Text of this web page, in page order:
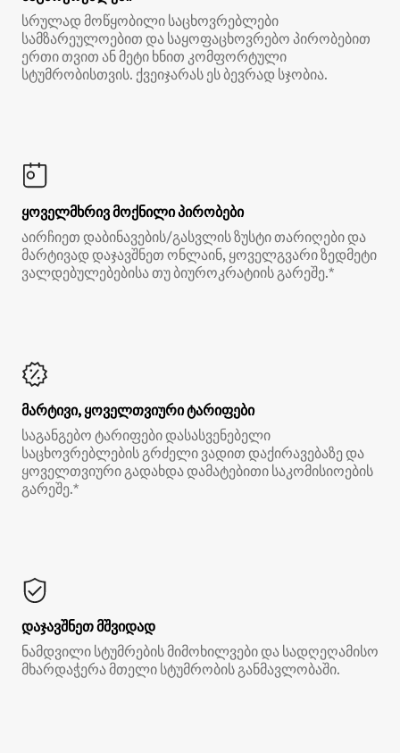
სრულად მოწყობილი საცხოვრებლები
სამზარეულოებით და საყოფაცხოვრებო პირობებით
ერთი თვით ან მეტი ხნით კომფორტული
სტუმრობისთვის. ქვეიჯარას ეს ბევრად სჯობია.
ყოველმხრივ მოქნილი პირობები
აირჩიეთ დაბინავების/გასვლის ზუსტი თარიღები და
მარტივად დაჯავშნეთ ონლაინ, ყოველგვარი ზედმეტი
ვალდებულებებისა თუ ბიუროკრატიის გარეშე.*
მარტივი, ყოველთვიური ტარიფები
საგანგებო ტარიფები დასასვენებელი
საცხოვრებლების გრძელი ვადით დაქირავებაზე და
ყოველთვიური გადახდა დამატებითი საკომისიოების
გარეშე.*
დაჯავშნეთ მშვიდად
ნამდვილი სტუმრების მიმოხილვები და სადღეღამისო
მხარდაჭერა მთელი სტუმრობის განმავლობაში.